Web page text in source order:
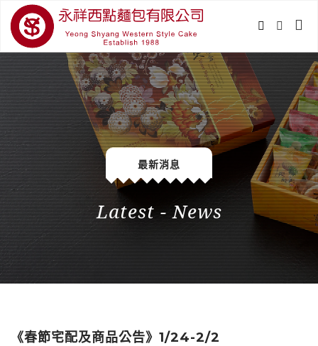
最新消息
Latest - News
《春節宅配及商品公告》1/24-2/2